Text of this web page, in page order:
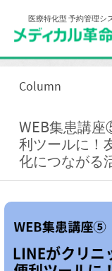
医療特化型 予約管理シ
Column
WEB集患講
利ツールに！
化につながる